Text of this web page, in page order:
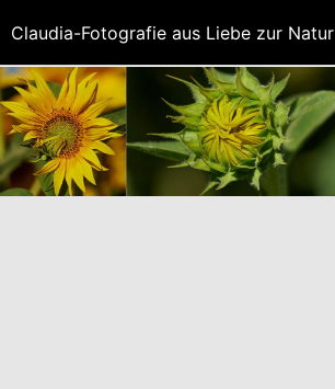
Claudia-Fotografie aus Liebe zur Natur